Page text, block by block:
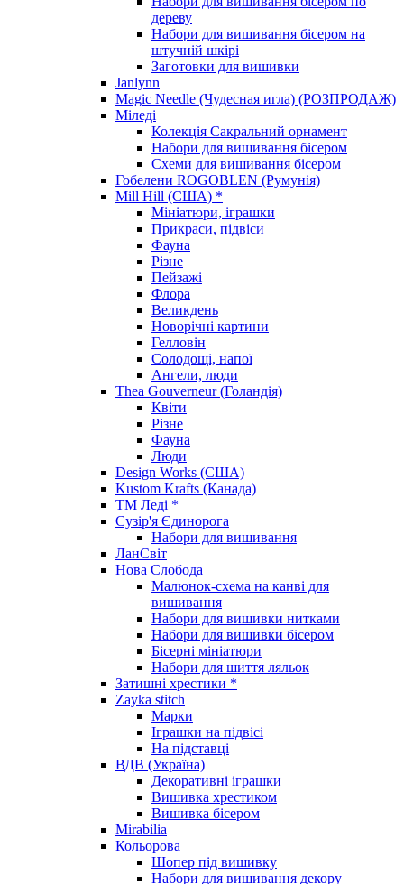
дереву
Набори для вишивання бісером на
штучній шкірі
Заготовки для вишивки
Janlynn
Magic Needle (Чудесная игла) (РОЗПРОДАЖ)
Міледі
Колекція Сакральний орнамент
Набори для вишивання бісером
Схеми для вишивання бісером
Гобелени ROGOBLEN (Румунія)
Mill Hill (США) *
Мініатюри, іграшки
Прикраси, підвіси
Фауна
Різне
Пейзажі
Флора
Великдень
Новорічні картини
Гелловін
Солодощі, напої
Ангели, люди
Thea Gouverneur (Голандія)
Квіти
Різне
Фауна
Люди
Design Works (США)
Kustom Krafts (Канада)
ТМ Леді *
Сузір'я Єдинорога
Набори для вишивання
ЛанСвіт
Нова Слобода
Малюнок-схема на канві для
вишивання
Набори для вишивки нитками
Набори для вишивки бісером
Бісерні мініатюри
Набори для шиття ляльок
Затишні хрестики *
Zayka stitch
Марки
Іграшки на підвісі
На підставці
ВДВ (Україна)
Декоративні іграшки
Вишивка хрестиком
Вишивка бісером
Mirabilia
Кольорова
Шопер під вишивку
Набори для вишивання декору